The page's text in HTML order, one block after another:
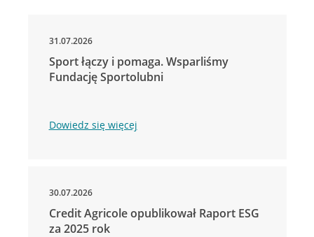
31.07.2026
Sport łączy i pomaga. Wsparliśmy
Fundację Sportolubni
Dowiedz się więcej
30.07.2026
Credit Agricole opublikował Raport ESG
za 2025 rok